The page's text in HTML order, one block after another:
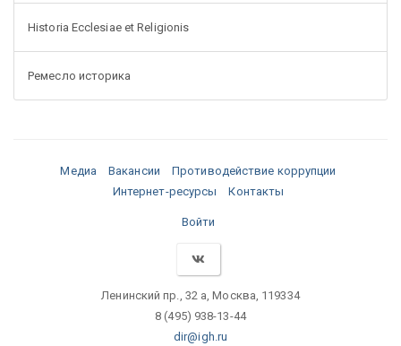
Historia Ecclesiae et Religionis
Ремесло историка
Медиа Вакансии
Противодействие коррупции
Интернет-ресурсы
Контакты
Войти
Ленинский пр., 32 а, Москва, 119334
8 (495) 938-13-44
dir@igh.ru